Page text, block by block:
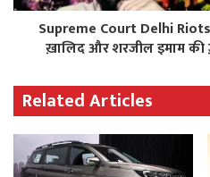
Supreme Court Delhi Riots
ख़ालिद और शरजील इमाम की
Related Articles